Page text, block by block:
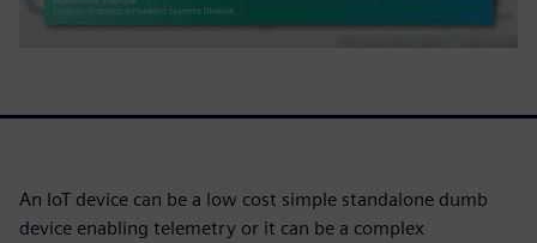
An IoT device can be a low cost simple standalone dumb
device enabling telemetry or it can be a complex